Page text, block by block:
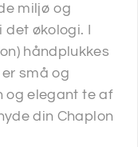
miljø og
det økologi. I
håndplukkes
små og
og elegant te af
din Chaplon